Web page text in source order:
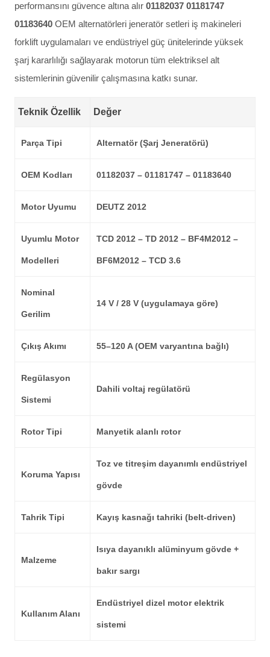
performansını güvence altına alır 01182037 01181747
01183640 OEM alternatörleri jeneratör setleri iş makineleri
forklift uygulamaları ve endüstriyel güç ünitelerinde yüksek
şarj kararlılığı sağlayarak motorun tüm elektriksel alt
sistemlerinin güvenilir çalışmasına katkı sunar.
Teknik Özellik Değer
Parça Tipi Alternatör (Şarj Jeneratörü)
OEM Kodları 01182037 – 01181747 – 01183640
Motor Uyumu DEUTZ 2012
Uyumlu Motor
Modelleri
TCD 2012 – TD 2012 – BF4M2012 –
BF6M2012 – TCD 3.6
Nominal
Gerilim
14 V / 28 V (uygulamaya göre)
Çıkış Akımı 55–120 A (OEM varyantına bağlı)
Regülasyon
Sistemi
Dahili voltaj regülatörü
Rotor Tipi Manyetik alanlı rotor
Koruma Yapısı
Toz ve titreşim dayanımlı endüstriyel
gövde
Tahrik Tipi Kayış kasnağı tahriki (belt-driven)
Malzeme
Isıya dayanıklı alüminyum gövde +
bakır sargı
Kullanım Alanı
Endüstriyel dizel motor elektrik
sistemi